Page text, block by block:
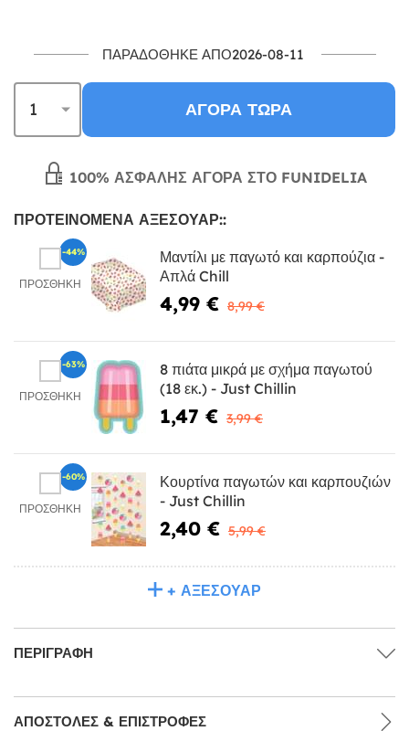
ΠΑΡΑΔΌΘΗΚΕ ΑΠΌ2026-08-11
ΑΓΟΡΆ ΤΏΡΑ
100% ΑΣΦΑΛΉΣ ΑΓΟΡΆ ΣΤΟ FUNIDELIA
ΠΡΟΤΕΙΝΌΜΕΝΑ ΑΞΕΣΟΥΆΡ::
ΠΡΟΣΘΉΚΗ
Μαντίλι με παγωτό και καρπούζια -
Απλά Chill
4,99 € 8,99 €
-44%
ΠΡΟΣΘΉΚΗ
8 πιάτα μικρά με σχήμα παγωτού
(18 εκ.) - Just Chillin
1,47 € 3,99 €
-63%
ΠΡΟΣΘΉΚΗ
Κουρτίνα παγωτών και καρπουζιών
- Just Chillin
2,40 € 5,99 €
-60%
+ ΑΞΕΣΟΥΆΡ
ΠΕΡΙΓΡΑΦΉ
ΑΠΟΣΤΟΛΈΣ & ΕΠΙΣΤΡΟΦΈΣ